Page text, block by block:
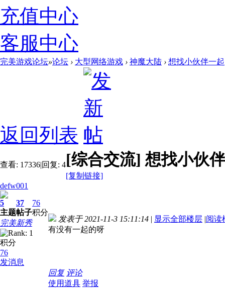
充值中心
客服中心
完美游戏论坛»论坛 › 大型网络游戏 › 神魔大陆 › 想找小伙伴一起
返回列表
查看: 17336|回复: 4[综合交流] 想找小伙
[复制链接]
defw001
5
主题
37
帖子
76
积分
完美新秀
积分
76
发消息
发表于 2021-11-3 15:11:14 | 显示全部楼层 |阅读
有没有一起的呀
回复 评论
使用道具 举报